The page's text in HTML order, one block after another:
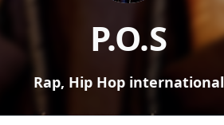
P.O.S
Rap, Hip Hop international